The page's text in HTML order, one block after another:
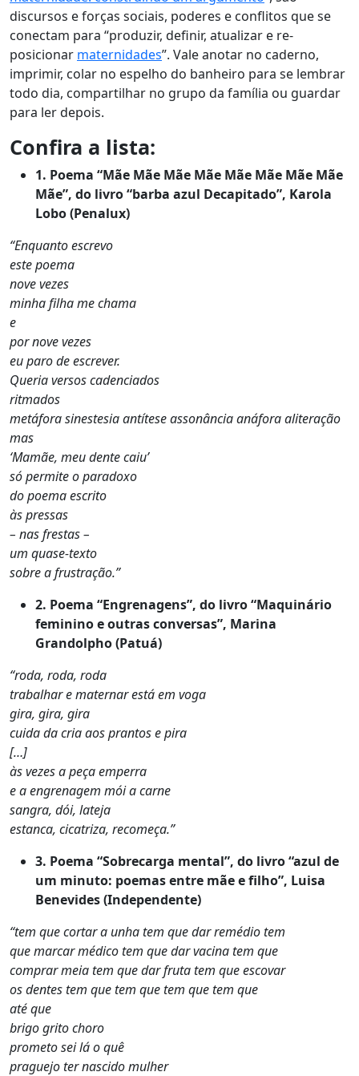
discursos e forças sociais, poderes e conflitos que se
conectam para “produzir, definir, atualizar e re-
posicionar maternidades”. Vale anotar no caderno,
imprimir, colar no espelho do banheiro para se lembrar
todo dia, compartilhar no grupo da família ou guardar
para ler depois.
Confira a lista:
1. Poema “Mãe Mãe Mãe Mãe Mãe Mãe Mãe Mãe
Mãe”, do livro “barba azul Decapitado”, Karola
Lobo (Penalux)
“Enquanto escrevo
este poema
nove vezes
minha filha me chama
e
por nove vezes
eu paro de escrever.
Queria versos cadenciados
ritmados
metáfora sinestesia antítese assonância anáfora aliteração
mas
‘Mamãe, meu dente caiu’
só permite o paradoxo
do poema escrito
às pressas
– nas frestas –
um quase-texto
sobre a frustração.”
2. Poema “Engrenagens”, do livro “Maquinário
feminino e outras conversas”, Marina
Grandolpho (Patuá)
“roda, roda, roda
trabalhar e maternar está em voga
gira, gira, gira
cuida da cria aos prantos e pira
[…]
às vezes a peça emperra
e a engrenagem mói a carne
sangra, dói, lateja
estanca, cicatriza, recomeça.”
3. Poema “Sobrecarga mental”, do livro “azul de
um minuto: poemas entre mãe e filho”, Luisa
Benevides (Independente)
“tem que cortar a unha tem que dar remédio tem
que marcar médico tem que dar vacina tem que
comprar meia tem que dar fruta tem que escovar
os dentes tem que tem que tem que tem que
até que
brigo grito choro
prometo sei lá o quê
praguejo ter nascido mulher